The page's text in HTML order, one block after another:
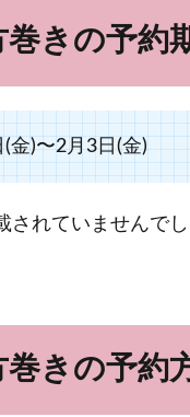
きの予約
金)〜2月3日(金)
れていませんで
きの予約